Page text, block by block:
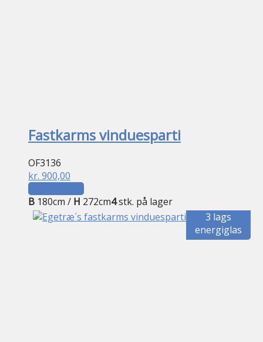
Fastkarms vinduesparti
OF3136
kr. 900,00
Tilføj til kurv
B 180cm / H 272cm4stk. på lager
3 lags
energiglas